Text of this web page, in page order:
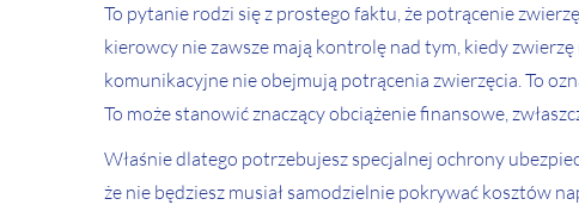
To pytanie rodzi się z prostego faktu, że potrącenie
kierowcy nie zawsze mają kontrolę nad tym, kiedy
komunikacyjne nie obejmują potrącenia zwierzęcia. To
To może stanowić znaczący obciążenie finansowe,
Właśnie dlatego potrzebujesz specjalnej ochrony
że nie będziesz musiał samodzielnie pokrywać kosztów